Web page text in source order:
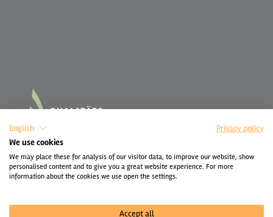
English
Privacy policy
We use cookies
We may place these for analysis of our visitor data, to improve our website, show
personalised content and to give you a great website experience. For more
information about the cookies we use open the settings.
Accept all